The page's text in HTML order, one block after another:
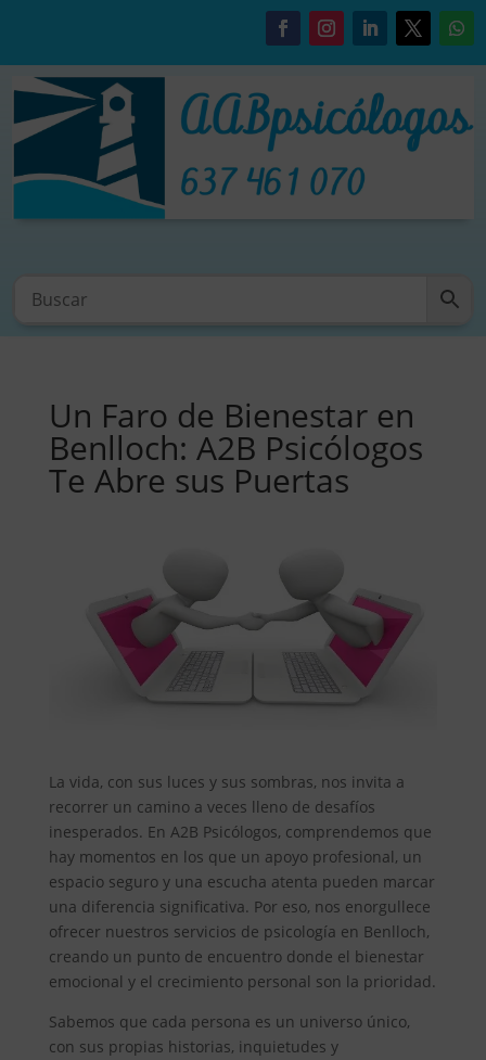
Un Faro de Bienestar en
Benlloch: A2B Psicólogos
Te Abre sus Puertas
La vida, con sus luces y sus sombras, nos invita a
recorrer un camino a veces lleno de desafíos
inesperados. En A2B Psicólogos, comprendemos que
hay momentos en los que un apoyo profesional, un
espacio seguro y una escucha atenta pueden marcar
una diferencia significativa. Por eso, nos enorgullece
ofrecer nuestros servicios de psicología en Benlloch,
creando un punto de encuentro donde el bienestar
emocional y el crecimiento personal son la prioridad.
Sabemos que cada persona es un universo único,
con sus propias historias, inquietudes y